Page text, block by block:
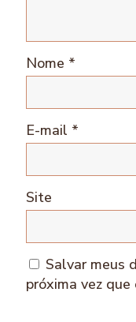
Nome *
E-mail *
Site
Salvar meus
próxima vez